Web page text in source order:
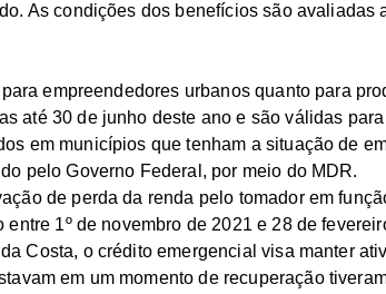
As condições dos benefícios são avaliadas
empreendedores urbanos quanto para
até 30 de junho deste ano e são válidas
em municípios que tenham a situação de
pelo Governo Federal, por meio do MDR.
de perda da renda pelo tomador em
1º de novembro de 2021 e 28 de
Costa, o crédito emergencial visa manter
em um momento de recuperação